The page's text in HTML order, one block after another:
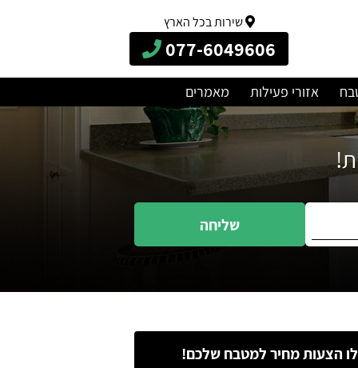
שירות בכל הארץ
077-6049606
אזורי פעילות מאמרים
שליחה
הצעות מחיר למטבח שלכם!